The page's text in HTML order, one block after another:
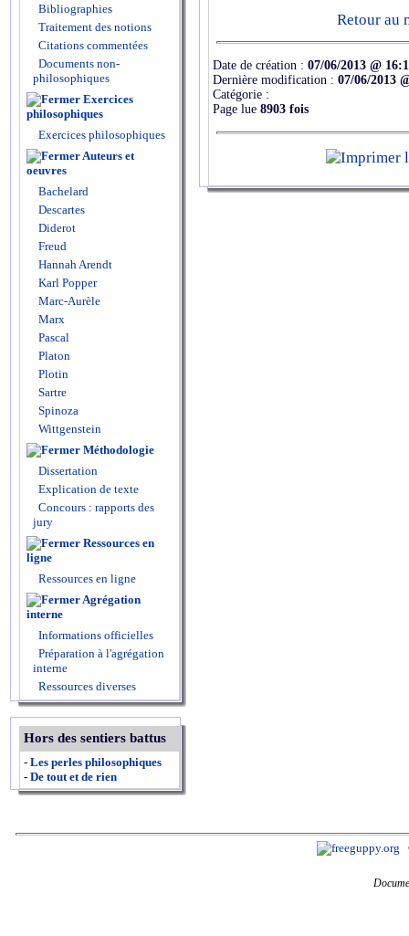
Bibliographies
Traitement des notions
Citations commentées
Documents non-
philosophiques
Exercices
philosophiques
Exercices philosophiques
Auteurs et
oeuvres
Bachelard
Descartes
Diderot
Freud
Hannah Arendt
Karl Popper
Marc-Aurèle
Marx
Pascal
Platon
Plotin
Sartre
Spinoza
Wittgenstein
Méthodologie
Dissertation
Explication de texte
Concours : rapports des
jury
Ressources en
ligne
Ressources en ligne
Agrégation
interne
Informations officielles
Préparation à l'agrégation
interne
Ressources diverses
Hors des sentiers battus
- Les perles philosophiques
- De tout et de rien
Retour au
Date de création : 07/06/2013 @
Dernière modification : 07/06/2013
Catégorie :
Page lue 8903 fois